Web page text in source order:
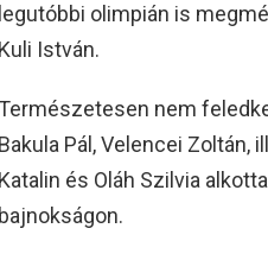
legutóbbi olimpián is
Kuli István.
Természetesen nem
Bakula Pál, Velencei Zoltán,
Katalin és Oláh Szilvia
bajnokságon.